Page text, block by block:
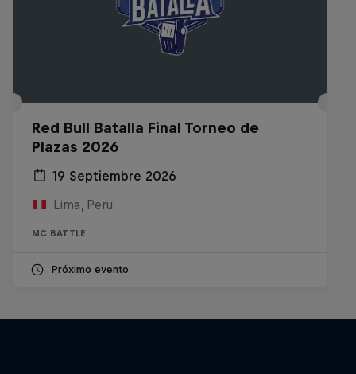
Red Bull Batalla Final Torneo de
Plazas 2026
19 Septiembre 2026
Lima, Peru
MC BATTLE
Próximo evento